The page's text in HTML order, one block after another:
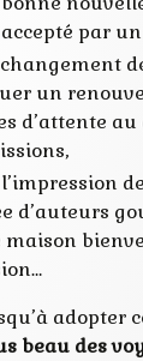
par
un
d’attente au
d’auteurs
maison
adopter
beau des